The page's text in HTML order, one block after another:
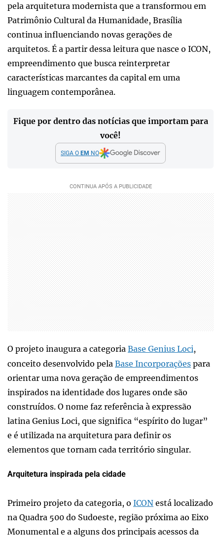
pela arquitetura modernista que a transformou em
Patrimônio Cultural da Humanidade, Brasília
continua influenciando novas gerações de
arquitetos. É a partir dessa leitura que nasce o ICON,
empreendimento que busca reinterpretar
características marcantes da capital em uma
linguagem contemporânea.
Fique por dentro das notícias que importam para
você!
SIGA O EM NO
O projeto inaugura a categoria Base Genius Loci,
conceito desenvolvido pela Base Incorporações para
orientar uma nova geração de empreendimentos
inspirados na identidade dos lugares onde são
construídos. O nome faz referência à expressão
latina Genius Loci, que significa “espírito do lugar”
e é utilizada na arquitetura para definir os
elementos que tornam cada território singular.
Arquitetura inspirada pela cidade
Primeiro projeto da categoria, o ICON está localizado
na Quadra 500 do Sudoeste, região próxima ao Eixo
Monumental e a alguns dos principais acessos da